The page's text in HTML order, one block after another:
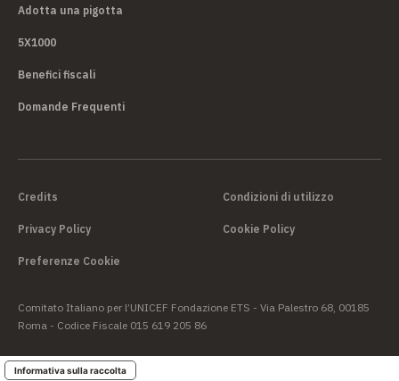
Adotta una pigotta
5X1000
Benefici fiscali
Domande Frequenti
Credits Condizioni di utilizzo
Privacy Policy Cookie Policy
Preferenze Cookie
Comitato Italiano per l’UNICEF Fondazione ETS - Via Palestro 68, 00185
Roma - Codice Fiscale 015 619 205 86
Informativa sulla raccolta